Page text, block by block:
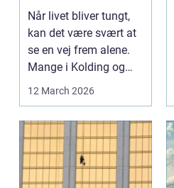
Når livet bliver tungt,
kan det være svært at
se en vej frem alene.
Mange i Kolding og
omegn søger p...
12 March 2026